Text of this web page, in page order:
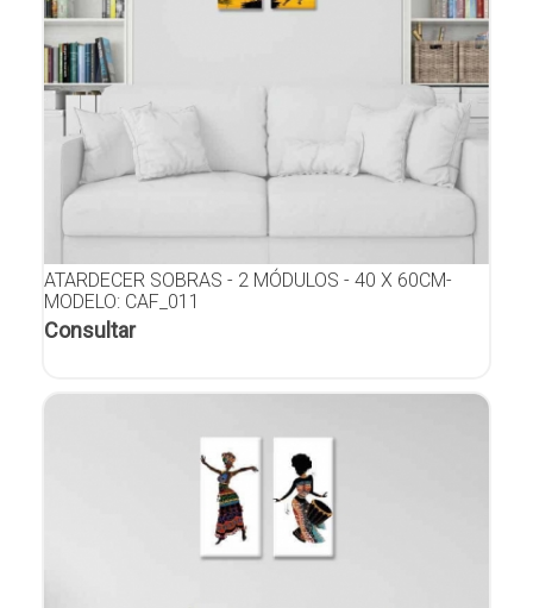
ATARDECER SOBRAS - 2 MÓDULOS - 40 X 60CM-
MODELO: CAF_011
Consultar